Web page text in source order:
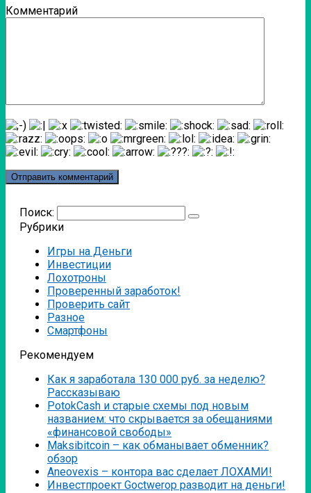
Комментарий
Поиск:
Рубрики
Игры на Деньги
Инвестиции
Лохотроны
Проверенный заработок!
Проверить сайт
Разное
Смартфоны
Рекомендуем
Как я заработала 130 000 руб. за неделю?
Рассказываю
PotokCash и старые схемы под новым
названием: что скрывается за обещаниями
«финансовой свободы»
Мaksibitcoin – как обманывает обменник?
обзор
Аneovexis – контора вас сделает ЛОХАМИ!
Инвестпроект Goctwerop разводит на деньги!